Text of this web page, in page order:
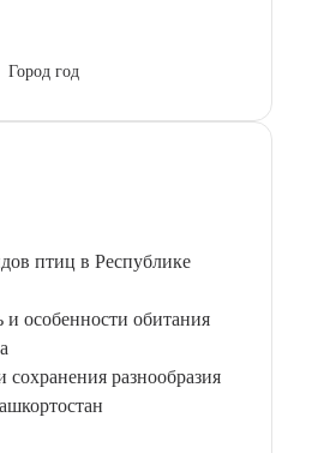
Город год
птиц в Республике
и особенности обитания
разнообразия